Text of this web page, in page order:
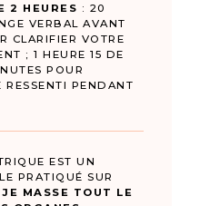
2 HEURES : 20
VERBAL AVANT
CLARIFIER VOTRE
; 1 HEURE 15 DE
POUR
RESSENTI PENDANT
EST UN
PRATIQUÉ SUR
JE MASSE TOUT LE